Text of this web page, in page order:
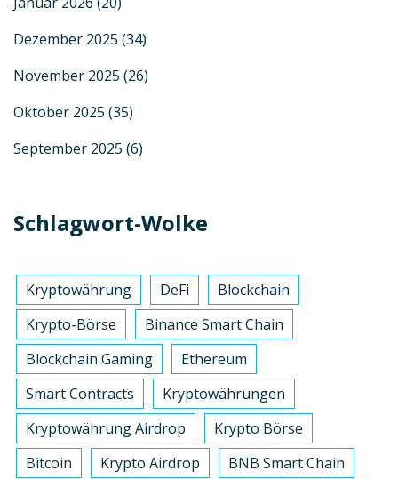
Dezember 2025 (34)
November 2025 (26)
Oktober 2025 (35)
September 2025 (6)
Schlagwort-Wolke
Kryptowährung DeFi
Blockchain
Krypto-Börse
Binance Smart Chain
Blockchain Gaming
Ethereum
Smart Contracts
Kryptowährungen
Kryptowährung Airdrop
Krypto Börse
Bitcoin
Krypto Airdrop
BNB Smart Chain